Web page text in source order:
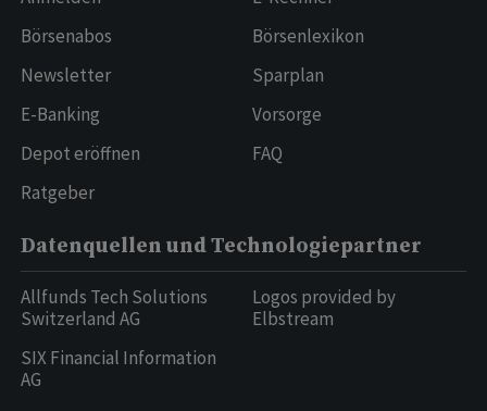
Börsenabos
Newsletter
E-Banking
Depot eröffnen
Ratgeber
Börsenlexikon
Sparplan
Vorsorge
FAQ
Datenquellen und Technologiepartner
Allfunds Tech Solutions
Switzerland AG
SIX Financial Information
AG
Logos provided by
Elbstream